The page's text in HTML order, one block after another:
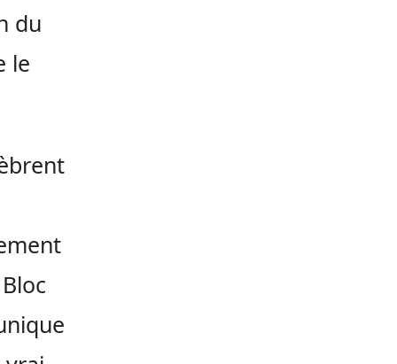
du
le
Bloc